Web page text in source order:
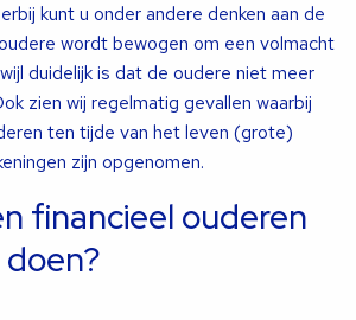
kunt u onder andere denken aan de
wordt bewogen om een volmacht
duidelijk is dat de oudere niet meer
zien wij regelmatig gevallen waarbij
ten tijde van het leven (grote)
zijn opgenomen.
financieel ouderen